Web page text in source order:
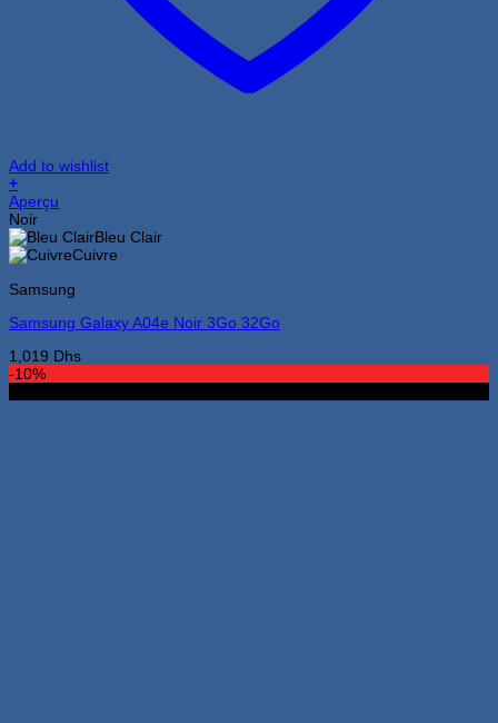
Add to wishlist
+
Ce
produit
a
plusieurs
Les
peuvent
choisies
sur
la
Aperçu
Noir
Bleu Clair
Cuivre
Samsung
Samsung Galaxy A04e Noir 3Go 32Go
1,019 Dhs
-10%